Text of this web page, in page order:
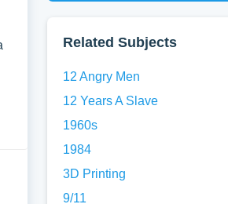
Related Subjects
12 Angry Men
12 Years A Slave
1960s
1984
3D Printing
9/11